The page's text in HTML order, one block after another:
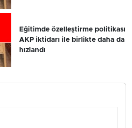
Eğitimde özelleştirme politikası
AKP iktidarı ile birlikte daha da
hızlandı